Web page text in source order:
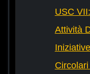
USC
Attività